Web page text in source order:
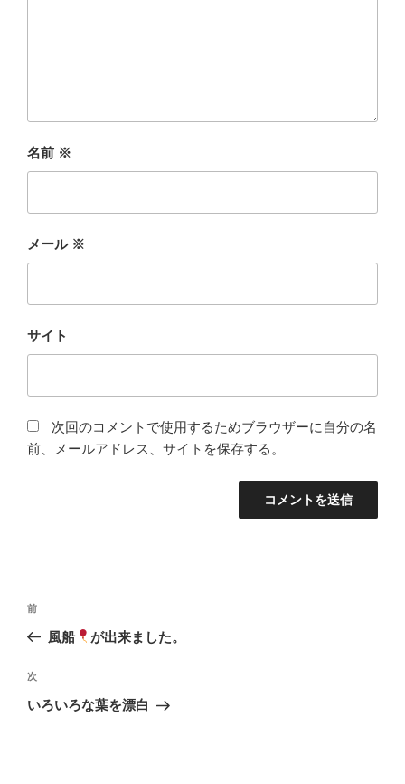
名前 ※
メール ※
サイト
次回のコメントで使用するためブラウザーに自分の名
前、メールアドレス、サイトを保存する。
投
ビ
ゲ
前
の
稿
前
風船 が出来ました。
次
の
次
いろいろな葉を漂白